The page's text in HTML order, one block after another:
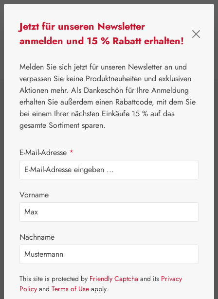
⌂ Aktionen Newsletter-Angebote
Jetlag-Hecht 1,5 mg
Kapseln
Bildergalerie überspringen
Jetzt für unseren Newsletter
anmelden und 15 % Rabatt erhalten!
Melden Sie sich jetzt für unseren Newsletter an und
verpassen Sie keine Produktneuheiten und exklusiven
Aktionen mehr. Als Dankeschön für Ihre Anmeldung
erhalten Sie außerdem einen Rabattcode, mit dem Sie
bei einem Ihrer nächsten Einkäufe 15 % auf das
gesamte Sortiment sparen.
E-Mail-Adresse *
Vorname
Nachname
This site is protected by Friendly Captcha and its Privacy
Policy and Terms of Use apply.